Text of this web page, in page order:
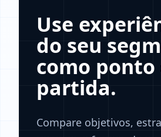
Use
do seu
como ponto
partida.
Compare objetivos,